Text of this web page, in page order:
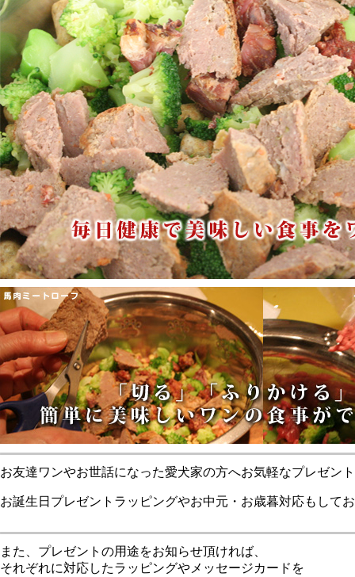
お友達ワンやお世話になった愛犬家の方へお気軽なプレゼン
お誕生日プレゼントラッピングやお中元・お歳暮対応もして
また、プレゼントの用途をお知らせ頂ければ、
それぞれに対応したラッピングやメッセージカードを